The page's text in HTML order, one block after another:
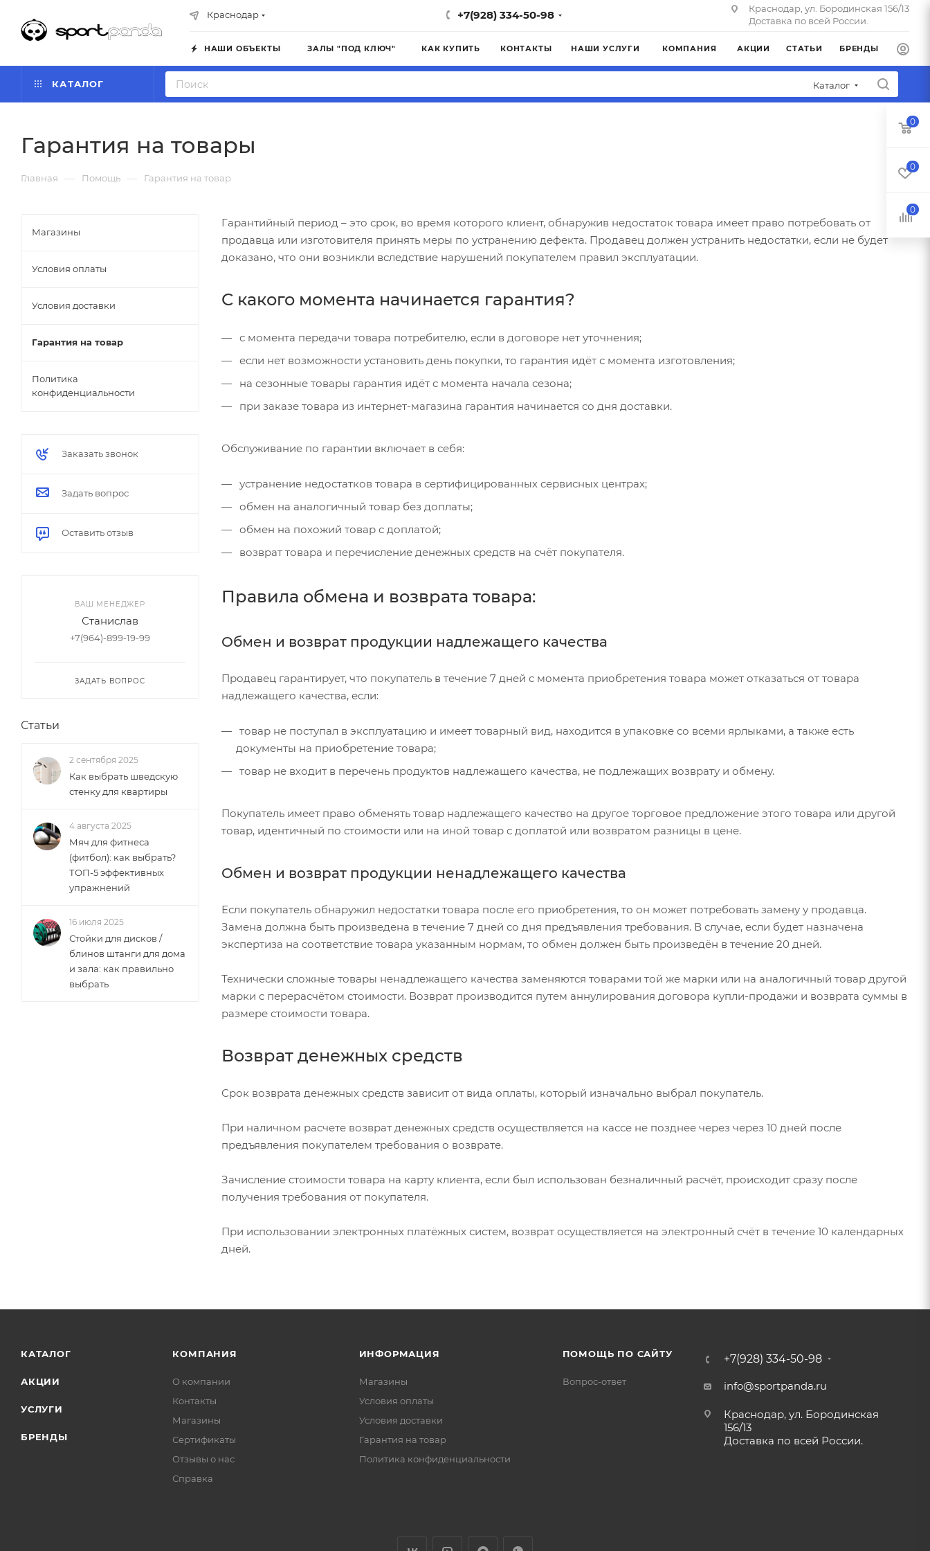
Краснодар +7(928) 334-50-98
Краснодар, ул. Бородинская 156/13
Доставка по всей России.
НАШИ ОБЪЕКТЫ ЗАЛЫ "ПОД КЛЮЧ" КАК КУПИТЬ КОНТАКТЫ НАШИ УСЛУГИ КОМПАНИЯ АКЦИИ СТАТЬИ БРЕНДЫ
КАТАЛОГ Каталог
Гарантия на товары
Главная — Помощь — Гарантия на товар
Гарантийный период – это срок, во время которого клиент, обнаружив недостаток товара имеет право потребовать от
продавца или изготовителя принять меры по устранению дефекта. Продавец должен устранить недостатки, если не будет
доказано, что они возникли вследствие нарушений покупателем правил эксплуатации.
С какого момента начинается гарантия?
с момента передачи товара потребителю, если в договоре нет уточнения;
если нет возможности установить день покупки, то гарантия идёт с момента изготовления;
на сезонные товары гарантия идёт с момента начала сезона;
при заказе товара из интернет-магазина гарантия начинается со дня доставки.
Обслуживание по гарантии включает в себя:
устранение недостатков товара в сертифицированных сервисных центрах;
обмен на аналогичный товар без доплаты;
обмен на похожий товар с доплатой;
возврат товара и перечисление денежных средств на счёт покупателя.
Правила обмена и возврата товара:
Обмен и возврат продукции надлежащего качества
Продавец гарантирует, что покупатель в течение 7 дней с момента приобретения товара может отказаться от товара
надлежащего качества, если:
товар не поступал в эксплуатацию и имеет товарный вид, находится в упаковке со всеми ярлыками, а также есть
документы на приобретение товара;
товар не входит в перечень продуктов надлежащего качества, не подлежащих возврату и обмену.
Покупатель имеет право обменять товар надлежащего качество на другое торговое предложение этого товара или другой
товар, идентичный по стоимости или на иной товар с доплатой или возвратом разницы в цене.
Обмен и возврат продукции ненадлежащего качества
Если покупатель обнаружил недостатки товара после его приобретения, то он может потребовать замену у продавца.
Замена должна быть произведена в течение 7 дней со дня предъявления требования. В случае, если будет назначена
экспертиза на соответствие товара указанным нормам, то обмен должен быть произведён в течение 20 дней.
Технически сложные товары ненадлежащего качества заменяются товарами той же марки или на аналогичный товар другой
марки с перерасчётом стоимости. Возврат производится путем аннулирования договора купли-продажи и возврата суммы в
размере стоимости товара.
Возврат денежных средств
Срок возврата денежных средств зависит от вида оплаты, который изначально выбрал покупатель.
При наличном расчете возврат денежных средств осуществляется на кассе не позднее через через 10 дней после
предъявления покупателем требования о возврате.
Зачисление стоимости товара на карту клиента, если был использован безналичный расчёт, происходит сразу после
получения требования от покупателя.
При использовании электронных платёжных систем, возврат осуществляется на электронный счёт в течение 10 календарных
дней.
Магазины
Условия оплаты
Условия доставки
Гарантия на товар
Политика
конфиденциальности
Заказать звонок
Задать вопрос
Оставить отзыв
ВАШ МЕНЕДЖЕР
Станислав
+7(964)-899-19-99
ЗАДАТЬ ВОПРОС
Статьи
2 сентября 2025
Как выбрать шведскую
стенку для квартиры
4 августа 2025
Мяч для фитнеса
(фитбол): как выбрать?
ТОП-5 эффективных
упражнений
16 июля 2025
Стойки для дисков /
блинов штанги для дома
и зала: как правильно
выбрать
КАТАЛОГ
АКЦИИ
УСЛУГИ
БРЕНДЫ
КОМПАНИЯ
О компании
Контакты
Магазины
Сертификаты
Отзывы о нас
Справка
ИНФОРМАЦИЯ
Магазины
Условия оплаты
Условия доставки
Гарантия на товар
Политика конфиденциальности
ПОМОЩЬ ПО САЙТУ
Вопрос-ответ
+7(928) 334-50-98
info@sportpanda.ru
Краснодар, ул. Бородинская
156/13
Доставка по всей России.
0
0
0